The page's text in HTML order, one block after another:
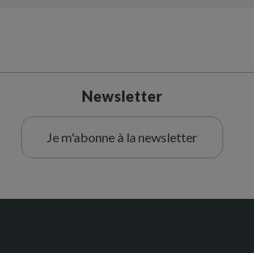
Newsletter
Je m'abonne à la newsletter